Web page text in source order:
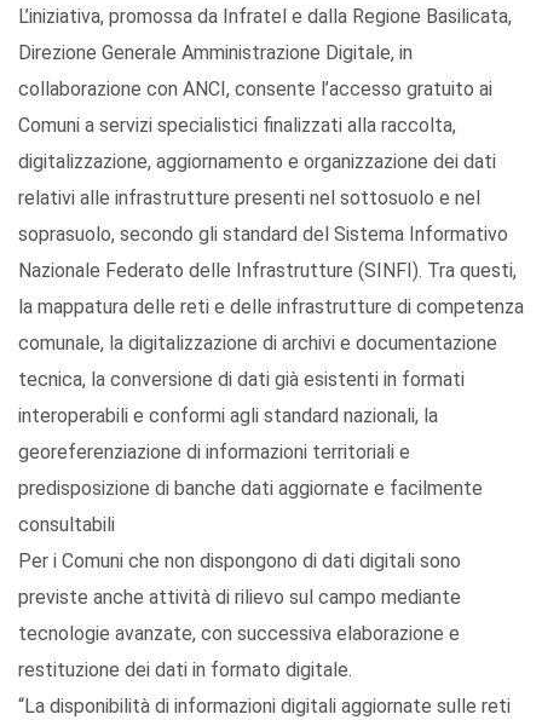
L’iniziativa, promossa da Infratel e dalla Regione Basilicata,
Direzione Generale Amministrazione Digitale, in
collaborazione con ANCI, consente l’accesso gratuito ai
Comuni a servizi specialistici finalizzati alla raccolta,
digitalizzazione, aggiornamento e organizzazione dei dati
relativi alle infrastrutture presenti nel sottosuolo e nel
soprasuolo, secondo gli standard del Sistema Informativo
Nazionale Federato delle Infrastrutture (SINFI). Tra questi,
la mappatura delle reti e delle infrastrutture di competenza
comunale, la digitalizzazione di archivi e documentazione
tecnica, la conversione di dati già esistenti in formati
interoperabili e conformi agli standard nazionali, la
georeferenziazione di informazioni territoriali e
predisposizione di banche dati aggiornate e facilmente
consultabili
Per i Comuni che non dispongono di dati digitali sono
previste anche attività di rilievo sul campo mediante
tecnologie avanzate, con successiva elaborazione e
restituzione dei dati in formato digitale.
“La disponibilità di informazioni digitali aggiornate sulle reti